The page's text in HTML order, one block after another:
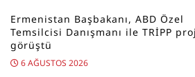
Ermenistan Başbakanı, ABD Özel
Temsilcisi Danışmanı ile TRİPP
görüştü
6 AĞUSTOS 2026